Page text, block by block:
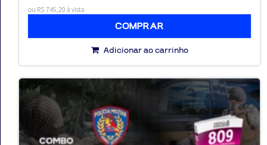
ou R$ 745,20 à vista
COMPRAR
Adicionar ao carrinho